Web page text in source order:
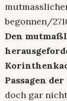
begonnen/
Den
Passagen der
doch gar